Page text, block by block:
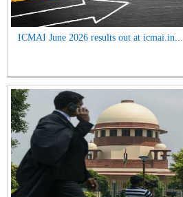
ICMAI June 2026 results out at icmai.in...